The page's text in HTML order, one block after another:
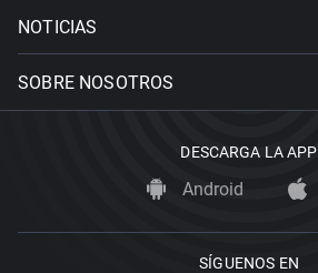
NOTICIAS
SOBRE NOSOTROS
DESCARGA LA APP
Android
SÍGUENOS EN